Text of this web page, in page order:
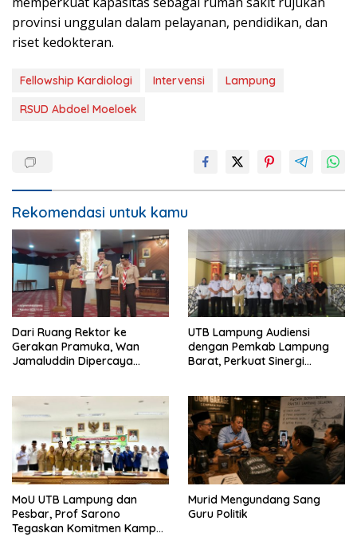
provinsi unggulan dalam pelayanan, pendidikan, dan
riset kedokteran.
Fellowship Kardiologi Intervensi
Lampung
RSUD Abdoel Moeloek
Rekomendasi untuk kamu
Dari Ruang Rektor ke
Gerakan Pramuka, Wan
Jamaluddin Dipercaya
UTB Lampung Audiensi
dengan Pemkab Lampung
Barat, Perkuat Sinergi
MoU UTB Lampung dan
Pesbar, Prof Sarono
Tegaskan Komitmen Kampus
Murid Mengundang Sang
Guru Politik